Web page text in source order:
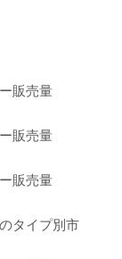
販売量
販売量
販売量
タイプ別市